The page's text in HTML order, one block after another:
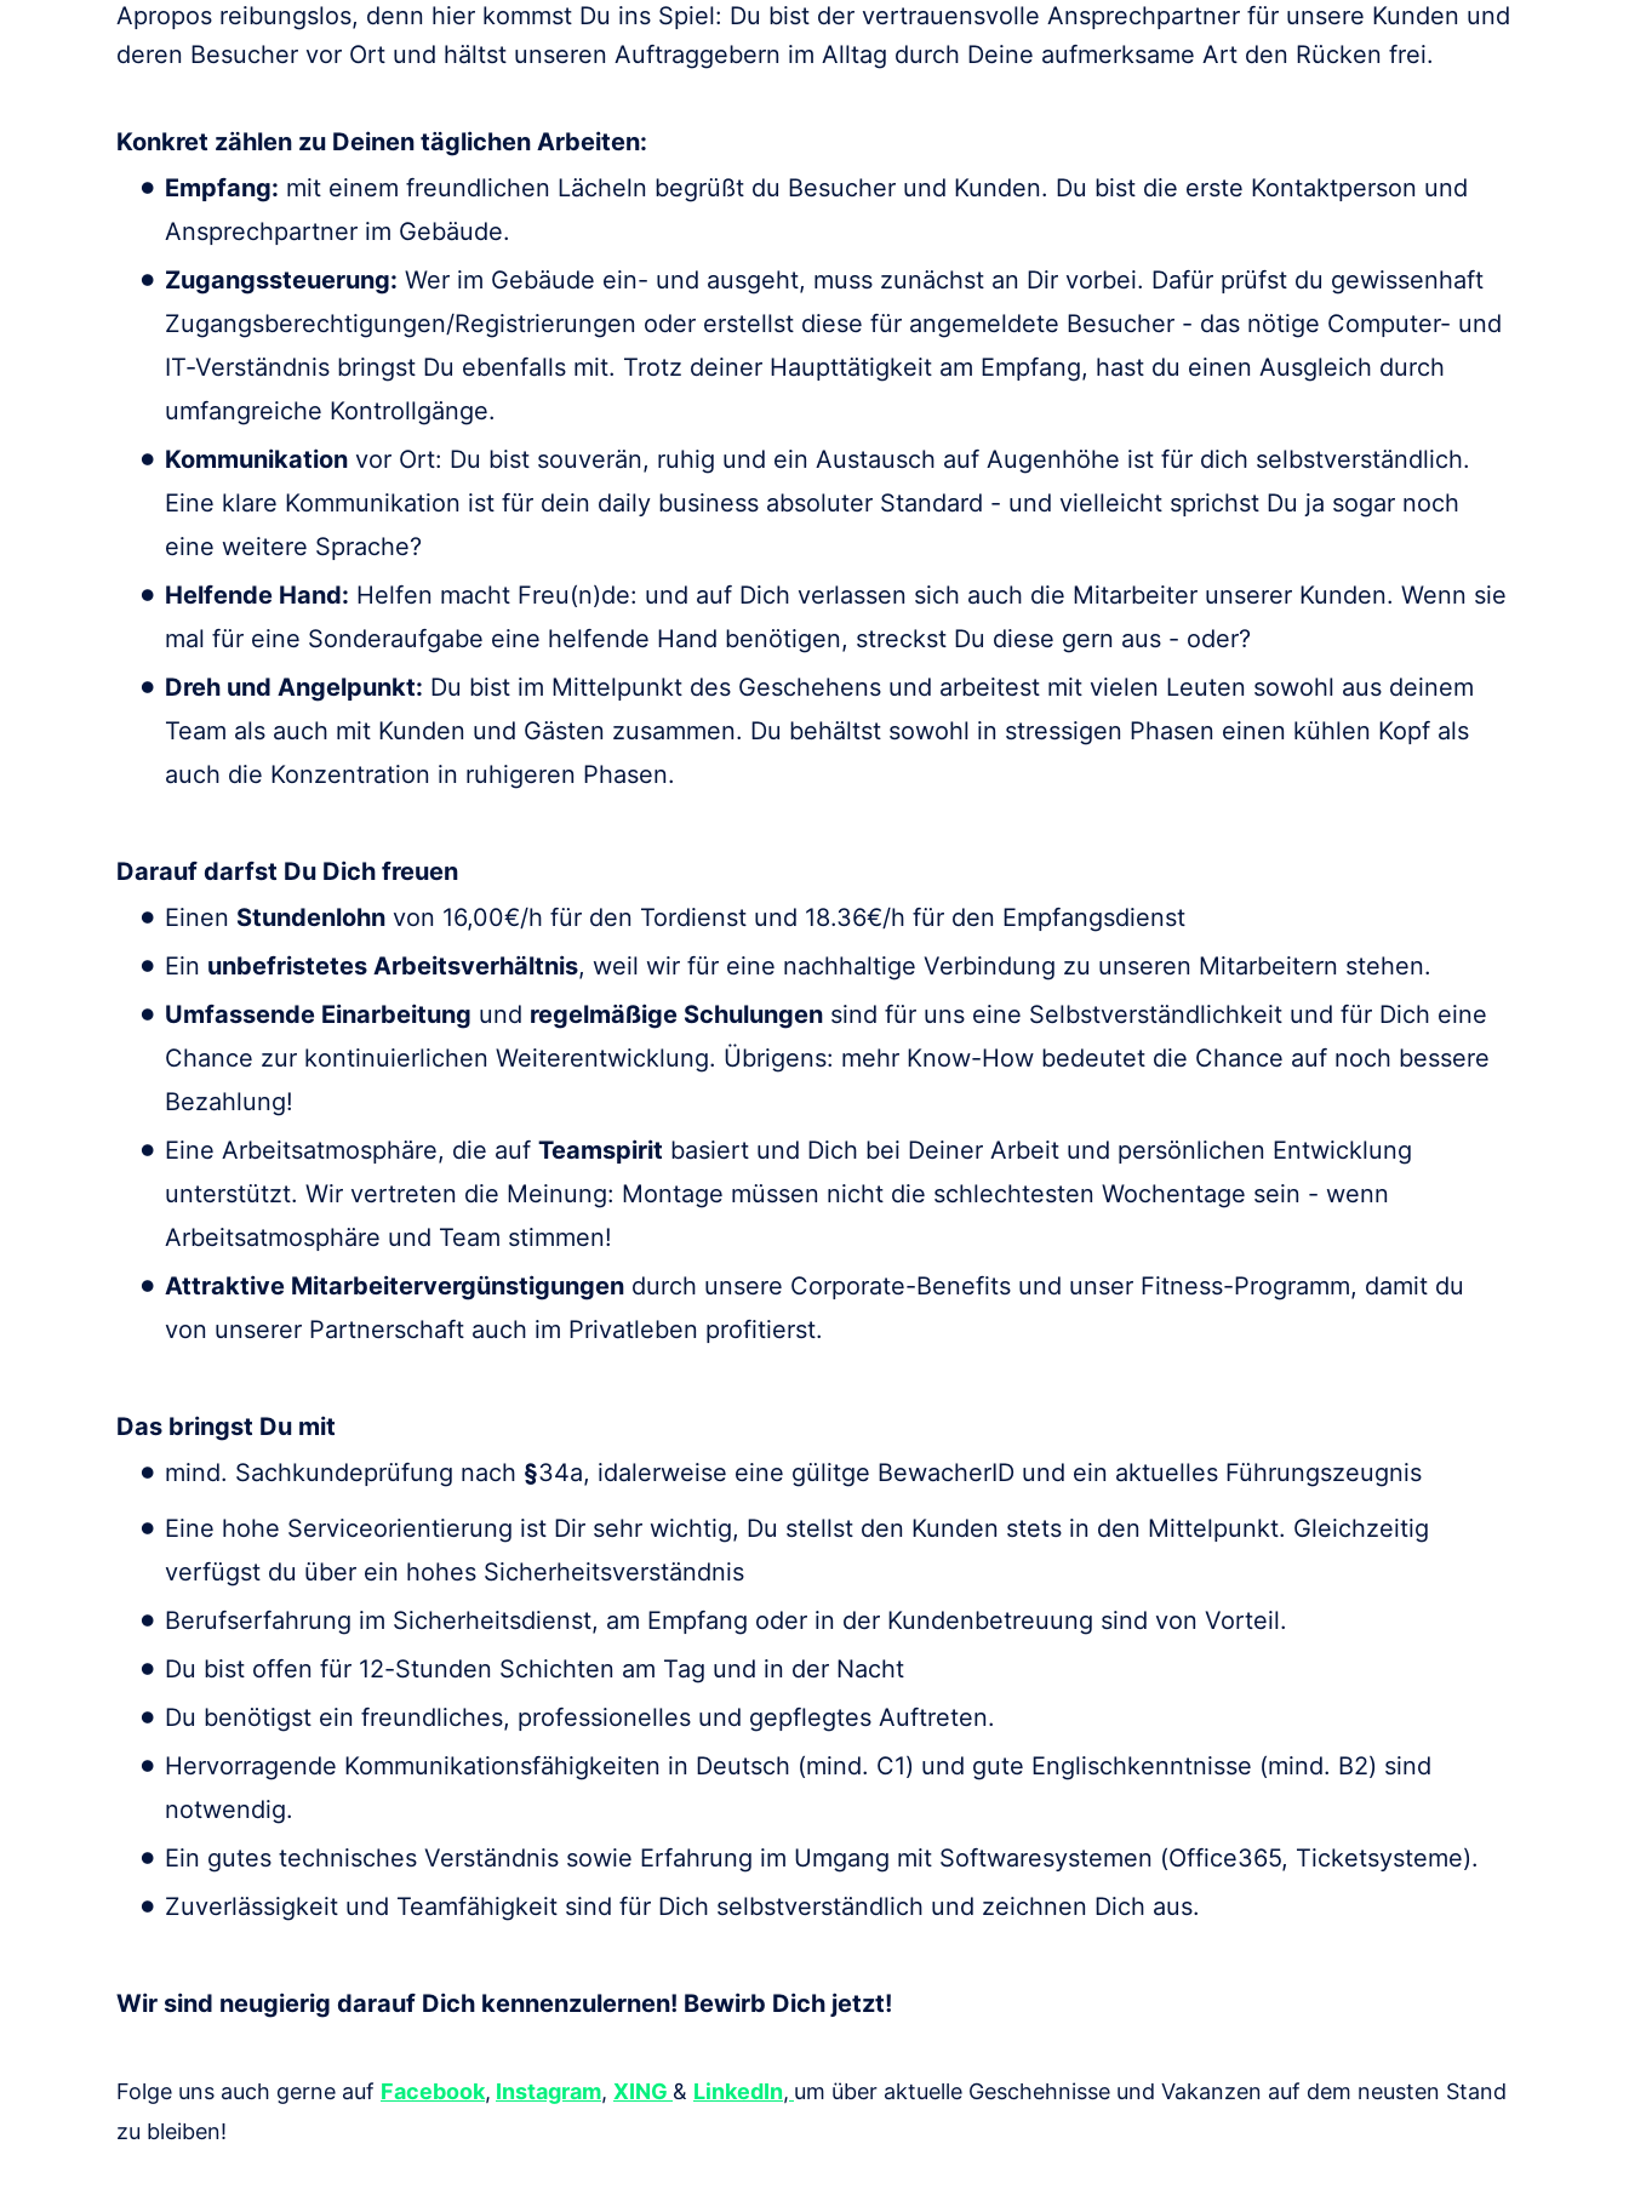
Apropos reibungslos, denn hier kommst Du ins Spiel: Du bist der vertrauensvolle Ansprechpartner für unsere Kunden und
deren Besucher vor Ort und hältst unseren Auftraggebern im Alltag durch Deine aufmerksame Art den Rücken frei.
Konkret zählen zu Deinen täglichen Arbeiten:
Empfang: mit einem freundlichen Lächeln begrüßt du Besucher und Kunden. Du bist die erste Kontaktperson und
Ansprechpartner im Gebäude.
Zugangssteuerung: Wer im Gebäude ein- und ausgeht, muss zunächst an Dir vorbei. Dafür prüfst du gewissenhaft
Zugangsberechtigungen/Registrierungen oder erstellst diese für angemeldete Besucher - das nötige Computer- und
IT-Verständnis bringst Du ebenfalls mit. Trotz deiner Haupttätigkeit am Empfang, hast du einen Ausgleich durch
umfangreiche Kontrollgänge.
Kommunikation vor Ort: Du bist souverän, ruhig und ein Austausch auf Augenhöhe ist für dich selbstverständlich.
Eine klare Kommunikation ist für dein daily business absoluter Standard - und vielleicht sprichst Du ja sogar noch
eine weitere Sprache?
Helfende Hand: Helfen macht Freu(n)de: und auf Dich verlassen sich auch die Mitarbeiter unserer Kunden. Wenn sie
mal für eine Sonderaufgabe eine helfende Hand benötigen, streckst Du diese gern aus - oder?
Dreh und Angelpunkt: Du bist im Mittelpunkt des Geschehens und arbeitest mit vielen Leuten sowohl aus deinem
Team als auch mit Kunden und Gästen zusammen. Du behältst sowohl in stressigen Phasen einen kühlen Kopf als
auch die Konzentration in ruhigeren Phasen.
Darauf darfst Du Dich freuen
Einen Stundenlohn von 16,00€/h für den Tordienst und 18.36€/h für den Empfangsdienst
Ein unbefristetes Arbeitsverhältnis, weil wir für eine nachhaltige Verbindung zu unseren Mitarbeitern stehen.
Umfassende Einarbeitung und regelmäßige Schulungen sind für uns eine Selbstverständlichkeit und für Dich eine
Chance zur kontinuierlichen Weiterentwicklung. Übrigens: mehr Know-How bedeutet die Chance auf noch bessere
Bezahlung!
Eine Arbeitsatmosphäre, die auf Teamspirit basiert und Dich bei Deiner Arbeit und persönlichen Entwicklung
unterstützt. Wir vertreten die Meinung: Montage müssen nicht die schlechtesten Wochentage sein - wenn
Arbeitsatmosphäre und Team stimmen!
Attraktive Mitarbeitervergünstigungen durch unsere Corporate-Benefits und unser Fitness-Programm, damit du
von unserer Partnerschaft auch im Privatleben profitierst.
Das bringst Du mit
mind. Sachkundeprüfung nach §34a, idalerweise eine gülitge BewacherID und ein aktuelles Führungszeugnis
Eine hohe Serviceorientierung ist Dir sehr wichtig, Du stellst den Kunden stets in den Mittelpunkt. Gleichzeitig
verfügst du über ein hohes Sicherheitsverständnis
Berufserfahrung im Sicherheitsdienst, am Empfang oder in der Kundenbetreuung sind von Vorteil.
Du bist offen für 12-Stunden Schichten am Tag und in der Nacht
Du benötigst ein freundliches, professionelles und gepflegtes Auftreten.
Hervorragende Kommunikationsfähigkeiten in Deutsch (mind. C1) und gute Englischkenntnisse (mind. B2) sind
notwendig.
Ein gutes technisches Verständnis sowie Erfahrung im Umgang mit Softwaresystemen (Office365, Ticketsysteme).
Zuverlässigkeit und Teamfähigkeit sind für Dich selbstverständlich und zeichnen Dich aus.
Wir sind neugierig darauf Dich kennenzulernen! Bewirb Dich jetzt!
Folge uns auch gerne auf Facebook, Instagram, XING & LinkedIn, um über aktuelle Geschehnisse und Vakanzen auf dem neusten Stand
zu bleiben!